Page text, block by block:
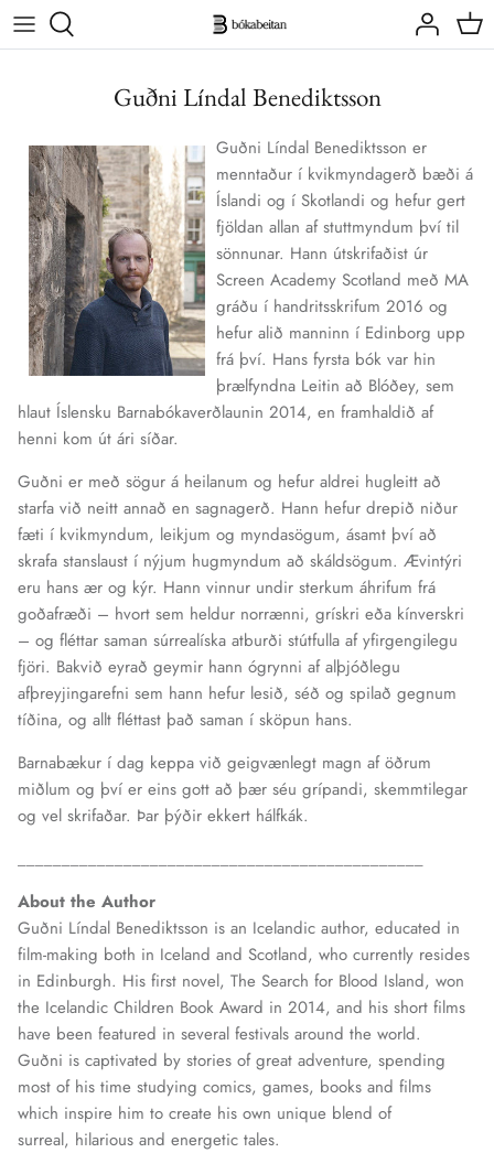
Skip
Skáldsögur
6 ára og yngri
Guðni Líndal Benediktsson
Guðni Líndal Benediktsson er
menntaður í kvikmyndagerð bæði á
Íslandi og í Skotlandi og hefur gert
fjöldan allan af stuttmyndum því til
sönnunar. Hann útskrifaðist úr
Screen Academy Scotland með MA
gráðu í handritsskrifum 2016 og
hefur alið manninn í Edinborg upp
frá því. Hans fyrsta bók var hin
þrælfyndna Leitin að Blóðey, sem
hlaut Íslensku Barnabókaverðlaunin 2014, en framhaldið af
henni kom út ári síðar.
Guðni er með sögur á heilanum og hefur aldrei hugleitt að
starfa við neitt annað en sagnagerð. Hann hefur drepið niður
fæti í kvikmyndum, leikjum og myndasögum, ásamt því að
skrafa stanslaust í nýjum hugmyndum að skáldsögum. Ævintýri
eru hans ær og kýr. Hann vinnur undir sterkum áhrifum frá
goðafræði – hvort sem heldur norrænni, grískri eða kínverskri
– og fléttar saman súrrealíska atburði stútfulla af yfirgengilegu
fjöri. Bakvið eyrað geymir hann ógrynni af alþjóðlegu
afþreyjingarefni sem hann hefur lesið, séð og spilað gegnum
tíðina, og allt fléttast það saman í sköpun hans.
Barnabækur í dag keppa við geigvænlegt magn af öðrum
miðlum og því er eins gott að þær séu grípandi, skemmtilegar
og vel skrifaðar. Þar þýðir ekkert hálfkák.
About the Author
Guðni Líndal Benediktsson is an Icelandic author, educated in
film-making both in Iceland and Scotland, who currently resides
in Edinburgh. His first novel, The Search for Blood Island, won
the Icelandic Children Book Award in 2014, and his short films
have been featured in several festivals around the world.
Guðni is captivated by stories of great adventure, spending
most of his time studying comics, games, books and films
which inspire him to create his own unique blend of
surreal, hilarious and energetic tales.